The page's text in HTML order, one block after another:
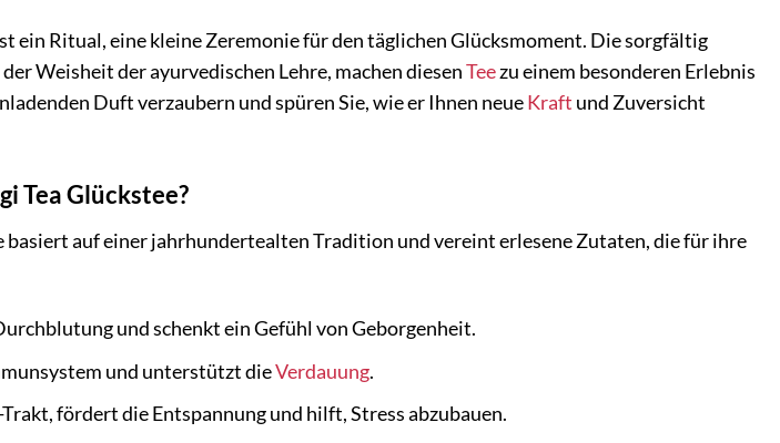
ein Ritual, eine kleine Zeremonie für den täglichen Glücksmoment. Die sorgfältig
Weisheit der ayurvedischen Lehre, machen diesenTeezu einem besonderen Erlebnis
Duft verzaubern und spüren Sie, wie er Ihnen neueKraft und Zuversicht
Tea Glückstee?
basiert auf einer jahrhundertealten Tradition und vereint erlesene Zutaten, die für ihre
und schenkt ein Gefühl von Geborgenheit.
und unterstützt dieVerdauung.
fördert die Entspannung und hilft, Stress abzubauen.